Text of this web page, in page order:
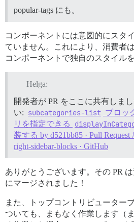
popular-tags にも。
コンポーネントには意図的にスタ
ていません。これにより、消費者
コンポーネントで独自のスタイル
Helga:
開発者が PR をここに共有しま
い: subcategories-list ブロッ
リを指定できる
装する by d521bb85 · Pull Request
right-sidebar-blocks · GitHub
ありがとうございます。その PR
にマージされました！
また、トップコントリビューター
ついても、まもなく作業します（